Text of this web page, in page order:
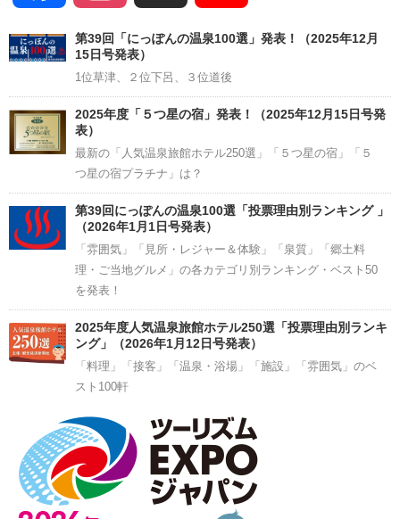
Channel
第39回「にっぽんの温泉100選」発表！（2025年12月
15日号発表）
1位草津、２位下呂、３位道後
2025年度「５つ星の宿」発表！（2025年12月15日号発
表）
最新の「人気温泉旅館ホテル250選」「５つ星の宿」「５
つ星の宿プラチナ」は？
第39回にっぽんの温泉100選「投票理由別ランキング 」
（2026年1月1日号発表）
「雰囲気」「見所・レジャー＆体験」「泉質」「郷土料
理・ご当地グルメ」の各カテゴリ別ランキング・ベスト50
を発表！
2025年度人気温泉旅館ホテル250選「投票理由別ランキ
ング」（2026年1月12日号発表）
「料理」「接客」「温泉・浴場」「施設」「雰囲気」のベ
スト100軒